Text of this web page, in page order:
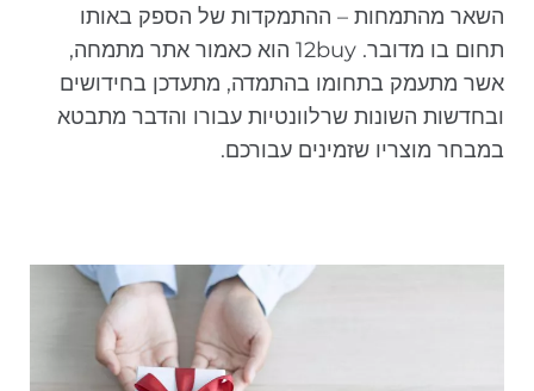
השאר מהתמחות – ההתמקדות של הספק באותו
תחום בו מדובר. 12buy הוא כאמור אתר מתמחה,
אשר מתעמק בתחומו בהתמדה, מתעדכן בחידושים
ובחדשות השונות שרלוונטיות עבורו והדבר מתבטא
במבחר מוצריו שזמינים עבורכם.